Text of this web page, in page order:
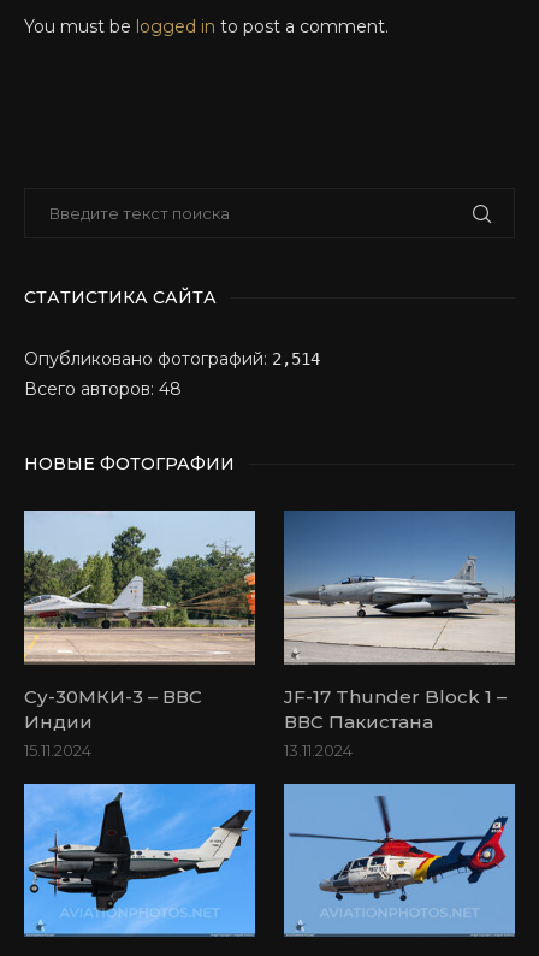
You must be logged in to post a comment.
СТАТИСТИКА САЙТА
Опубликовано фотографий: 2,514
Всего авторов: 48
НОВЫЕ ФОТОГРАФИИ
Су-30МКИ-3 – ВВС
Индии
15.11.2024
JF-17 Thunder Block 1 –
ВВС Пакистана
13.11.2024